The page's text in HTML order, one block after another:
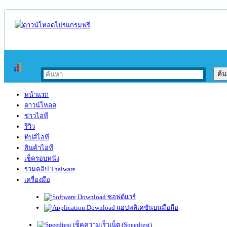
หน้าแรก
ดาวน์โหลด
ข่าวไอที
รีวิว
ทิปส์ไอที
สินค้าไอที
เช็ครอบหนัง
รวมคลิป Thaiware
เครื่องมือ
ซอฟต์แวร์
แอปพลิเคชันบนมือถือ
เช็คความเร็วเน็ต (Speedtest)